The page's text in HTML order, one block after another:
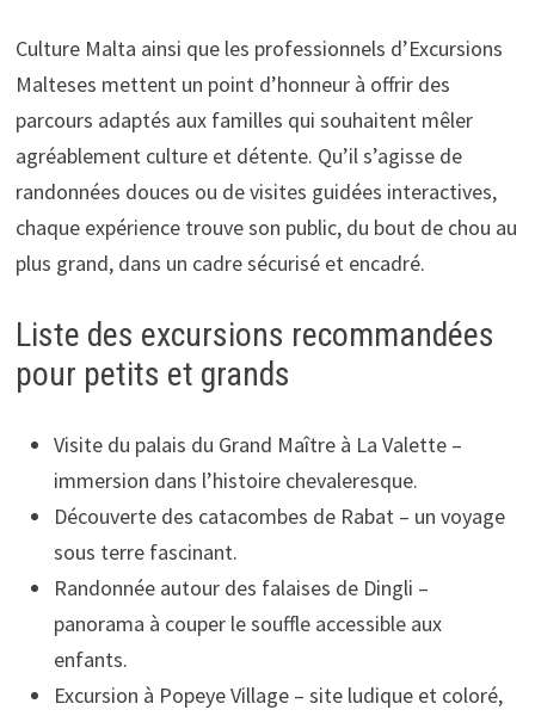
Culture Malta ainsi que les professionnels d’Excursions
Malteses mettent un point d’honneur à offrir des
parcours adaptés aux familles qui souhaitent mêler
agréablement culture et détente. Qu’il s’agisse de
randonnées douces ou de visites guidées interactives,
chaque expérience trouve son public, du bout de chou au
plus grand, dans un cadre sécurisé et encadré.
Liste des excursions recommandées
pour petits et grands
Visite du palais du Grand Maître à La Valette –
immersion dans l’histoire chevaleresque.
Découverte des catacombes de Rabat – un voyage
sous terre fascinant.
Randonnée autour des falaises de Dingli –
panorama à couper le souffle accessible aux
enfants.
Excursion à Popeye Village – site ludique et coloré,